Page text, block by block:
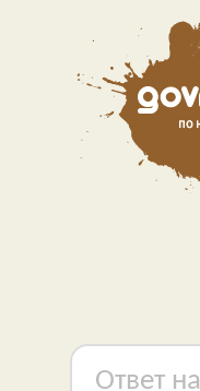
Ответ на